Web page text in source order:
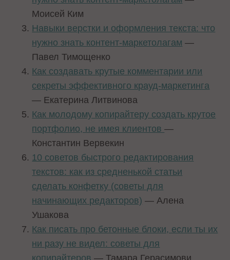
Моисей Ким
Навыки верстки и оформления текста: что
нужно знать контент-маркетолагам —
Павел Тимощенко
Как создавать крутые комментарии или
секреты эффективного крауд-маркетинга
— Екатерина Литвинова
Как молодому копирайтеру создать крутое
портфолио, не имея клиентов—
Константин Вервекин
10 советов быстрого редактирования
текстов: как из средненькой статьи
сделать конфетку (советы для
начинающих редакторов) — Алена
Ушакова
Как писать про бетонные блоки, если ты их
ни разу не видел: советы для
копирайтеров — Тамара Герасимови